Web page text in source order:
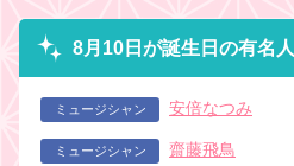
8月10日が誕生日の有名人
ミュージシャン 安倍なつみ
ミュージシャン 齋藤飛鳥